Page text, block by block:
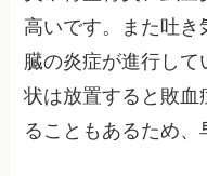
高いです。また吐
臓の炎症が進行し
状は放置すると敗血
ることもあるため、